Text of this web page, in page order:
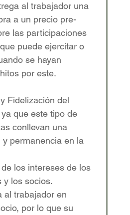
al trabajador una
a un precio pre-
las participaciones
puede ejercitar o
se hayan
por este.
Fidelización del
que este tipo de
conllevan una
y permanencia en la
los intereses de los
y los socios.
al trabajador en
por lo que su